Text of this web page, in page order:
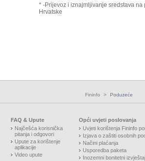
* -Prijevoz i iznajmljivanje sredstava
Hrvatske
Fininfo > Poduzeće
FAQ & Upute
Najčešća korisnička
pitanja i odgovori
Upute za korištenje
aplikacije
Video upute
Opći uvjeti poslovanja
Uvjeti korištenja Fininfo
Izjava o zaštiti osobnih
Načini plaćanja
Usporedba paketa
Inozemni bonitetni